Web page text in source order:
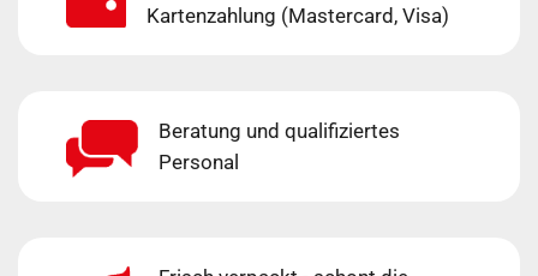
Kartenzahlung (Mastercard, Visa)
Beratung und qualifiziertes
Personal